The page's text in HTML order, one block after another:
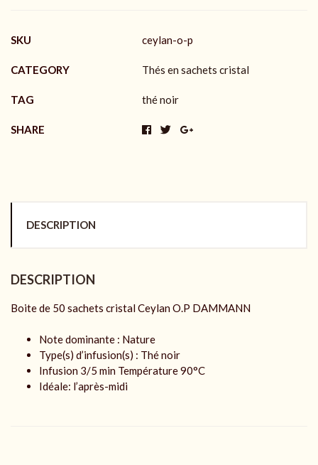
SKU ceylan-o-p
CATEGORY Thés en sachets cristal
TAG thé noir
SHARE
DESCRIPTION
DESCRIPTION
Boite de 50 sachets cristal Ceylan O.P DAMMANN
Note dominante : Nature
Type(s) d’infusion(s) : Thé noir
Infusion 3/5 min Température 90°C
Idéale: l’après-midi